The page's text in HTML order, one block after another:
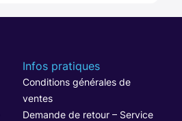
Infos pratiques
Conditions générales de
ventes
Demande de retour – Service